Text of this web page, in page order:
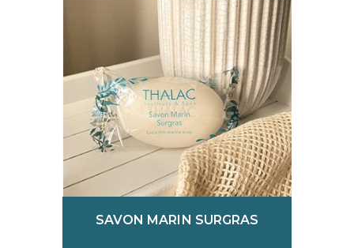
SAVON MARIN SURGRAS